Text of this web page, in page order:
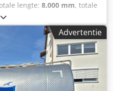
lengte: 8.000 mm, totale
kleur:overig, Bouwjaar:1993,
Achteras 1:
Apnef Achteras 2:
voor:
staat: zeer goed Optische
Advertentie